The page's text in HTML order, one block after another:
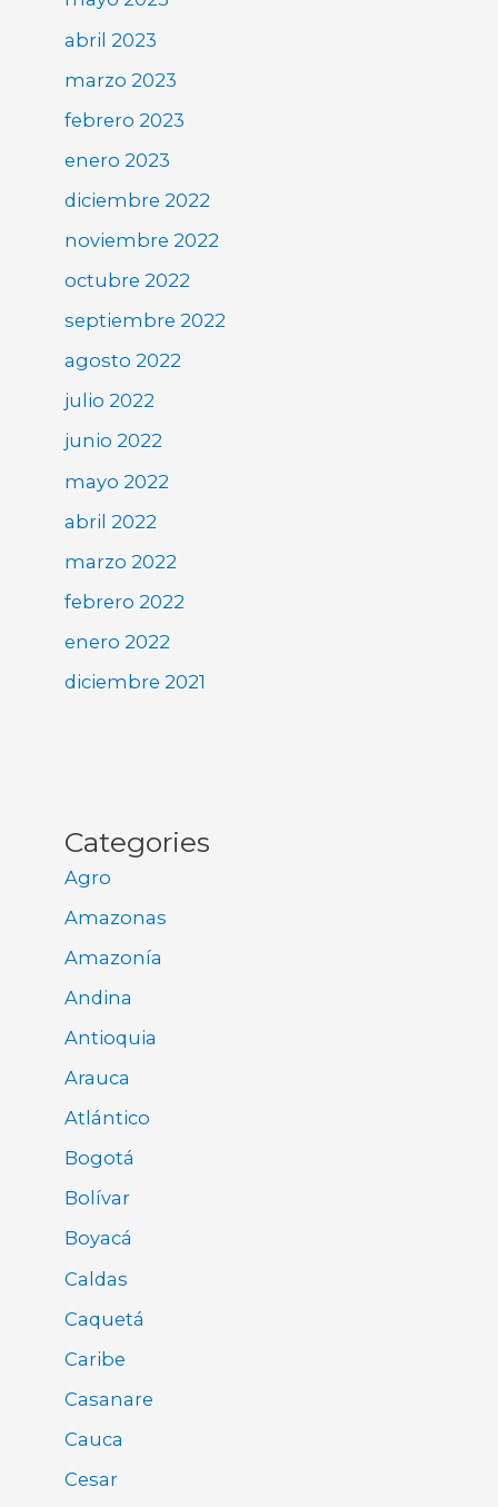
abril 2023
marzo 2023
febrero 2023
enero 2023
diciembre 2022
noviembre 2022
octubre 2022
septiembre 2022
agosto 2022
julio 2022
junio 2022
mayo 2022
abril 2022
marzo 2022
febrero 2022
enero 2022
diciembre 2021
Categories
Agro
Amazonas
Amazonía
Andina
Antioquia
Arauca
Atlántico
Bogotá
Bolívar
Boyacá
Caldas
Caquetá
Caribe
Casanare
Cauca
Cesar